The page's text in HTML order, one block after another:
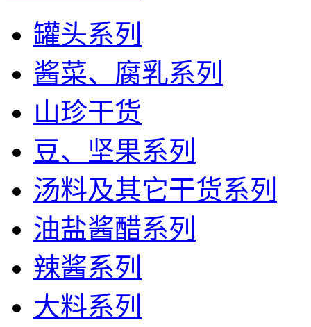
罐头系列
酱菜、腐乳系列
山珍干货
豆、坚果系列
汤料及其它干货系列
油盐酱醋系列
辣酱系列
大料系列